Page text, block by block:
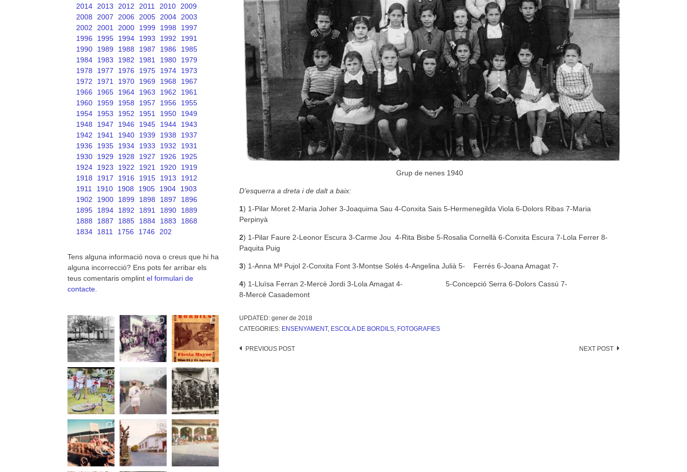
Grup de nenes 1940
D’esquerra a dreta i de dalt a baix:
1) 1-Pilar Moret 2-Maria Joher 3-Joaquima Sau 4-Conxita Sais 5-Hermenegilda Viola 6-Dolors Ribas 7-Maria
Perpinyà
2) 1-Pilar Faure 2-Leonor Escura 3-Carme Jou 4-Rita Bisbe 5-Rosalia Cornellà 6-Conxita Escura 7-Lola Ferrer 8-
Paquita Puig
3) 1-Anna Mª Pujol 2-Conxita Font 3-Montse Solés 4-Angelina Julià 5- Ferrés 6-Joana Amagat 7-
4) 1-Lluïsa Ferran 2-Mercè Jordi 3-Lola Amagat 4- 5-Concepció Serra 6-Dolors Cassú 7-
8-Mercè Casademont
UPDATED: gener de 2018
CATEGORIES: ENSENYAMENT, ESCOLA DE BORDILS FOTOGRAFIES
Post
PREVIOUS POST NEXT POST
2014
2013 2012 2011 2010
2009
2008
2007 2006 2005 2004
2003
2002
2001 2000 1999 1998
1997
1996
1995 1994 1993 1992
1991
1990
1989 1988 1987 1986
1985
1984
1983 1982 1981 1980
1979
1978
1977 1976 1975 1974
1973
1972
1971 1970 1969 1968
1967
1966
1965 1964 1963 1962
1961
1960
1959 1958 1957 1956
1955
1954
1953 1952 1951 1950
1949
1948
1947 1946 1945 1944
1943
1942
1941 1940 1939 1938
1937
1936
1935 1934 1933 1932
1931
1930
1929 1928 1927 1926
1925
1924
1923 1922 1921 1920
1919
1918
1917 1916 1915 1913
1912
1911
1910 1908 1905 1904
1903
1902
1900 1899 1898 1897
1896
1895
1894 1892 1891 1890
1889
1888
1887 1885 1884 1883
1868
1834
1811 1756 1746 202
Tens alguna informació nova o creus que hi ha
alguna incorrecció? Ens pots fer arribar els
teus comentaris omplint el formulari de
contacte